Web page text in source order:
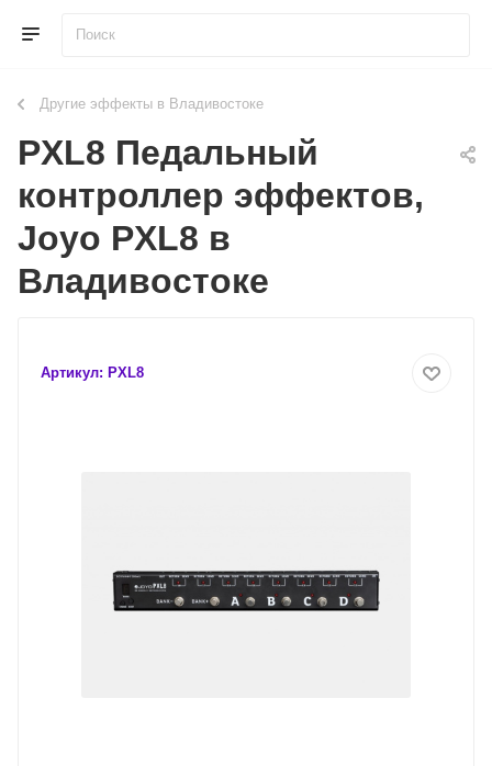
Другие эффекты в Владивостоке
PXL8 Педальный
контроллер эффектов,
Joyo PXL8 в
Владивостоке
Артикул: PXL8